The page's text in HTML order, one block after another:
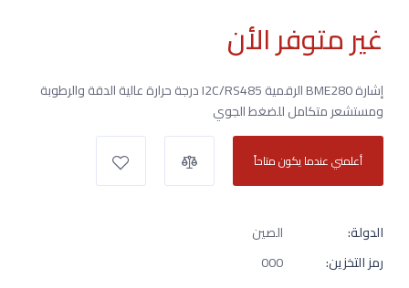
غير متوفر الأن
إشارة BME280 الرقمية I2C/RS485 درجة حرارة عالية الدقة والرطوبة
ومستشعر متكامل للضغط الجوي
أعلمني عندما يكون متاحاً
الدولة:
الصين
رمز التخزين:
000